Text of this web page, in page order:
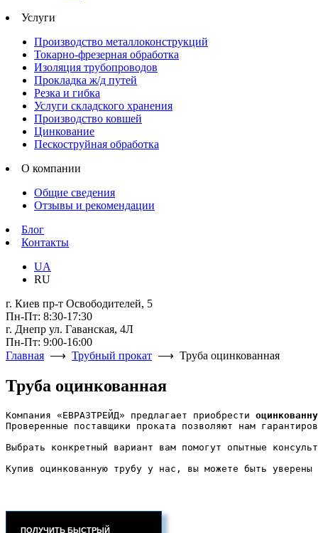
Услуги
Производство металлоконструкций
Токарно-фрезерная обработка
Изоляция трубопроводов
Прокладка ж/д путей
Резка и гибка
Услуги складского хранения
Производство ковшей
Цинкование
Пескоструйная обработка
О компании
Общие сведения
Отзывы и рекомендации
Блог
Контакты
UA
RU
г. Киев пр-т Освободителей, 5
Пн-Пт: 8:30-17:30
г. Днепр ул. Гаванская, 4Л
Пн-Пт: 9:00-16:00
Главная ⟶ Трубный прокат ⟶ Труба оцинкованная
Труба оцинкованная
Компания «ЕВРАЗТРЕЙД» предлагает приобрести
Проверенные поставщики проката позволяют нам
Выбрать конкретный вариант вам помогут опытные
Купив оцинкованную трубу у нас, вы можете быть
ПОЛУЧИТЬ БЫСТРЫЙ